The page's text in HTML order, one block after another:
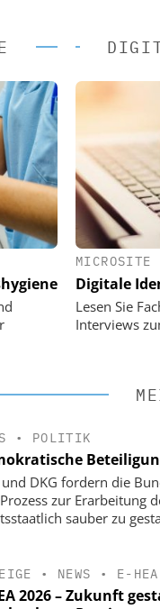
MICROSITE
Digitale
Lesen Sie
Interviews
im
digitaler
Steuerung
• POLITIK
und DKG fordern die
zur Erarbeitung
sauber zu
• NEWS • E-
2026 – Zukunft